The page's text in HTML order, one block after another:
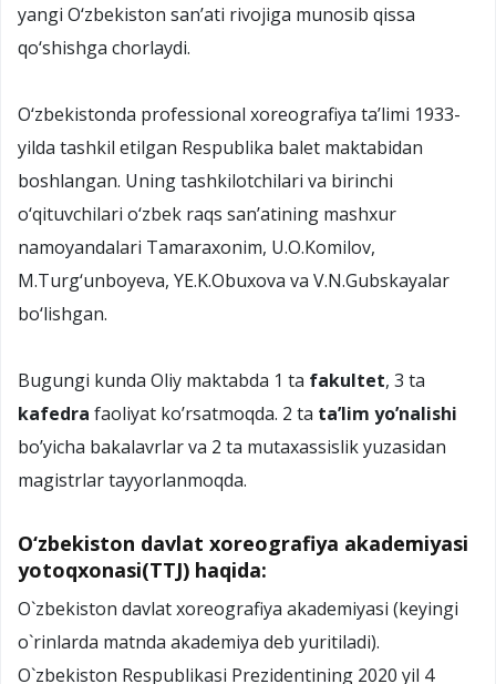
yangi О‘zbekiston san’ati rivojiga munosib qissa
qо‘shishga chorlaydi.
О‘zbekistonda professional xoreografiya ta’limi 1933-
yilda tashkil etilgan Respublika balet maktabidan
boshlangan. Uning tashkilotchilari va birinchi
о‘qituvchilari о‘zbek raqs san’atining mashxur
namoyandalari Tamaraxonim, U.O.Komilov,
M.Turg‘unboyeva, YE.K.Obuxova va V.N.Gubskayalar
bо‘lishgan.
Bugungi kunda Oliy maktabda 1 ta fakultet, 3 ta
kafedra faoliyat ko’rsatmoqda. 2 ta ta’lim yo’nalishi
bo’yicha bakalavrlar va 2 ta mutaxassislik yuzasidan
magistrlar tayyorlanmoqda.
O‘zbekiston davlat xoreografiya akademiyasi
yotoqxonasi(TTJ) haqida:
О`zbekiston davlat xoreografiya akademiyasi (keyingi
о`rinlarda matnda akademiya deb yuritiladi).
О`zbekiston Respublikasi Prezidentining 2020 yil 4